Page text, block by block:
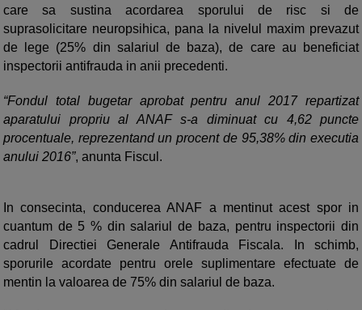
care sa sustina acordarea sporului de risc si de
suprasolicitare neuropsihica, pana la nivelul maxim prevazut
de lege (25% din salariul de baza), de care au beneficiat
inspectorii antifrauda in anii precedenti.
“Fondul total bugetar aprobat pentru anul 2017 repartizat
aparatului propriu al ANAF s-a diminuat cu 4,62 puncte
procentuale, reprezentand un procent de 95,38% din executia
anului 2016”, anunta Fiscul.
In consecinta, conducerea ANAF a mentinut acest spor in
cuantum de 5 % din salariul de baza, pentru inspectorii din
cadrul Directiei Generale Antifrauda Fiscala. In schimb,
sporurile acordate pentru orele suplimentare efectuate de
mentin la valoarea de 75% din salariul de baza.